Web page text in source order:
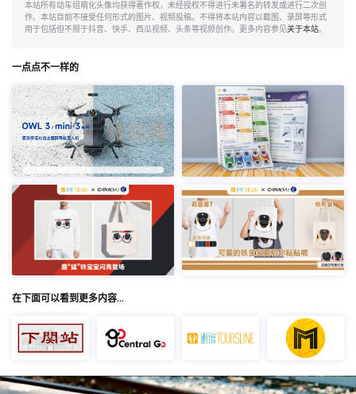
本站所有动车组萌化头像均获得著作权，未经授权不得进行未署名的转发或进行二次创
作。本站目前不接受任何形式的图片、视频投稿。不得将本站内容以截图、录屏等形式
用于包括但不限于抖音、快手、西瓜视频、头条等视频创作。更多内容参见关于本站。
一点点不一样的
在下面可以看到更多内容…